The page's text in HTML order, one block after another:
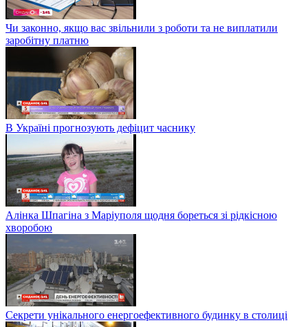
Чи законно, якщо вас звільнили з роботи та не виплатили
заробітну платню
В Україні прогнозують дефіцит часнику
Алінка Шпагіна з Маріуполя щодня бореться зі рідкісною
хворобою
Секрети унікального енергоефективного будинку в столиці